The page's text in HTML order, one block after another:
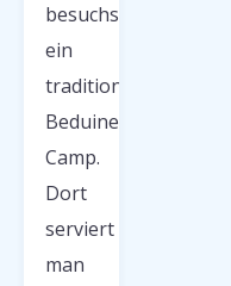
besuchst
ein
traditionelles
Beduinen-
Camp.
Dort
serviert
man